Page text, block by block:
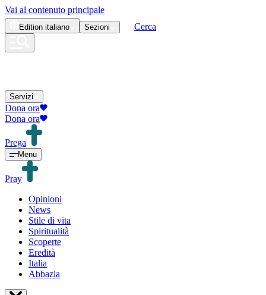
Vai al contenuto principale
Edition italiano Sezioni Cerca
Servizi
Dona ora
Dona ora
Prega
Menu
Pray
Opinioni
News
Stile di vita
Spiritualità
Scoperte
Eredità
Italia
Abbazia